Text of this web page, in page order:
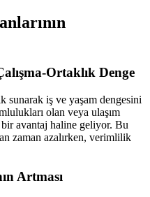
Ortaklık Denge
sunarak iş ve yaşam dengesini
olan veya ulaşım
avantaj haline geliyor. Bu
zaman azalırken, verimlilik
Artması